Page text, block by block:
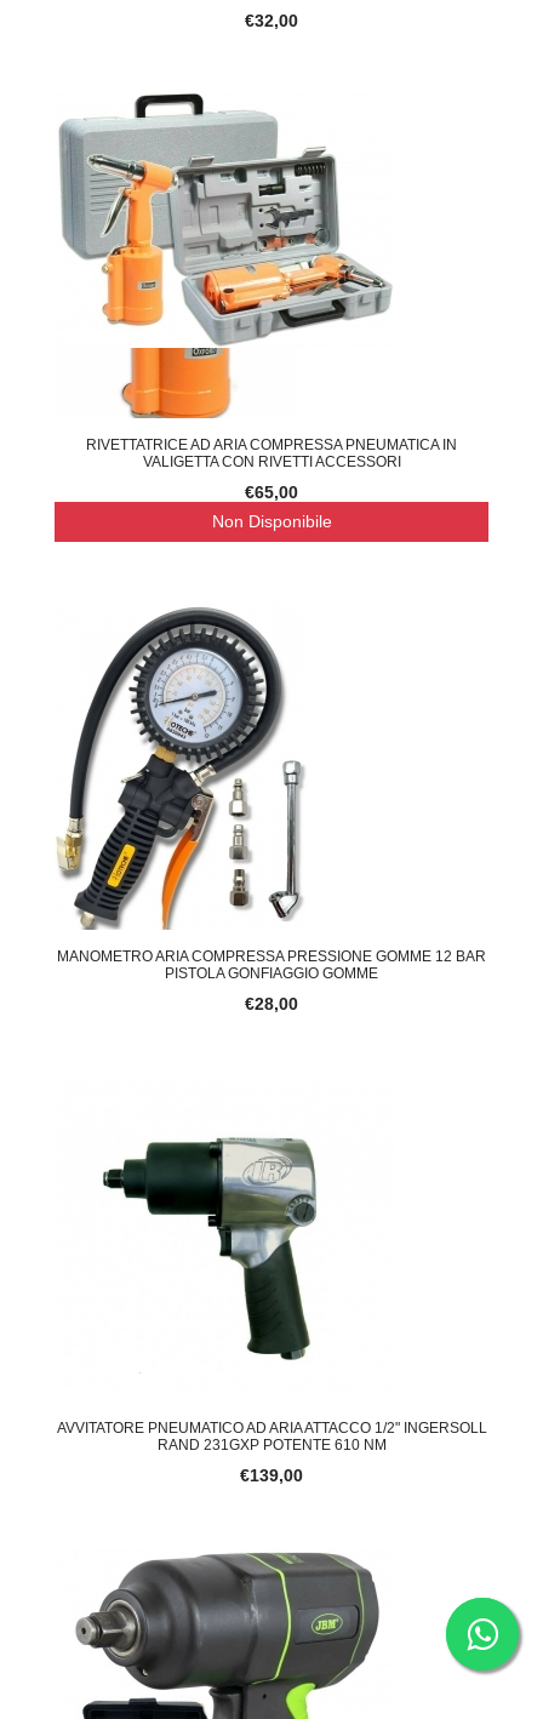
€32,00
RIVETTATRICE AD ARIA COMPRESSA PNEUMATICA IN
VALIGETTA CON RIVETTI ACCESSORI
€65,00
Non Disponibile
MANOMETRO ARIA COMPRESSA PRESSIONE GOMME 12 BAR
PISTOLA GONFIAGGIO GOMME
€28,00
AVVITATORE PNEUMATICO AD ARIA ATTACCO 1/2" INGERSOLL
RAND 231GXP POTENTE 610 NM
€139,00